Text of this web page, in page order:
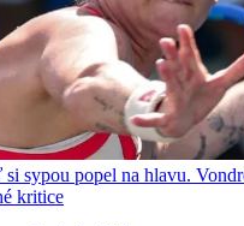
si sypou popel na hlavu.
kritice